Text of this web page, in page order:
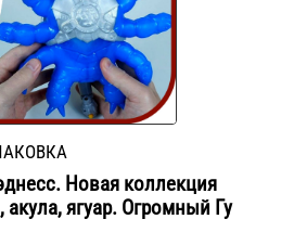
Новая коллекция
акула, ягуар. Огромный Гу